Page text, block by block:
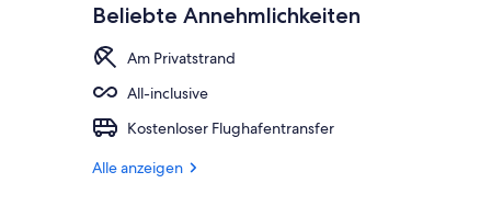
Beliebte Annehmlichkeiten
Am Privatstrand
All-inclusive
Kostenloser Flughafentransfer
Alle anzeigen